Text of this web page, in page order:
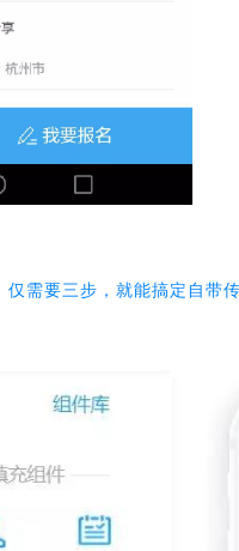
仅需要三步，就能搞定自带